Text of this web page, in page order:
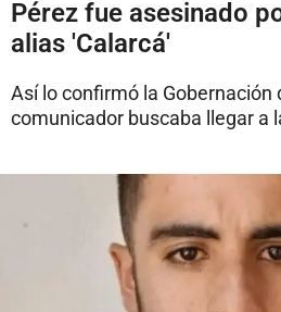
Pérez fue asesinado
alias 'Calarcá'
Así lo confirmó la Gobernación
comunicador buscaba llegar a